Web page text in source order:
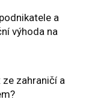
a
výhoda na
zahraničí a